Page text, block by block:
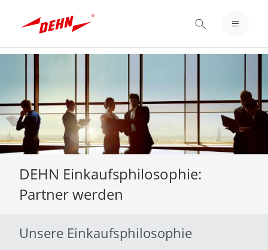
content
EINLOGGEN / REGISTRIEREN
MERKZETTEL
DEHN Einkaufsphilosophie:
Partner werden
Unsere Einkaufsphilosophie